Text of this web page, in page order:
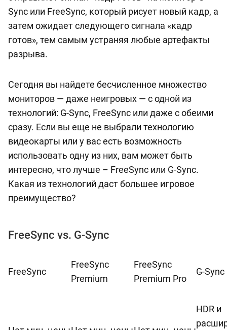
Sync или FreeSync, который рисует новый кадр, а
затем ожидает следующего сигнала «кадр
готов», тем самым устраняя любые артефакты
разрыва.
Сегодня вы найдете бесчисленное множество
мониторов — даже неигровых — с одной из
технологий: G-Sync, FreeSync или даже с обеими
сразу. Если вы еще не выбрали технологию
видеокарты или у вас есть возможность
использовать одну из них, вам может быть
интересно, что лучше – FreeSync или G-Sync.
Какая из технологий даст большее игровое
преимущество?
FreeSync vs. G-Sync
FreeSync
FreeSync
Premium
FreeSync
Premium Pro
G-Sync
HDR и